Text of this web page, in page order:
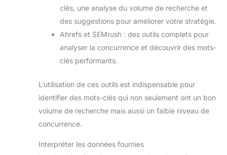
clés, une analyse du volume de recherche et
des suggestions pour améliorer votre stratégie.
Ahrefs et SEMrush : des outils complets pour
analyser la concurrence et découvrir des mots-
clés performants.
L’utilisation de ces outils est indispensable pour
identifier des mots-clés qui non seulement ont un bon
volume de recherche mais aussi un faible niveau de
concurrence.
Interpréter les données fournies